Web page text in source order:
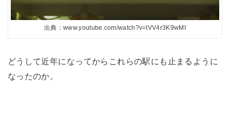
出典：www.youtube.com/watch?v=IVV4r3K9wMI
どうして近年になってからこれらの駅にも止まるように
なったのか。